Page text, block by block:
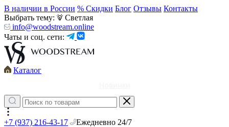
В наличии в России % Скидки Блог Отзывы Контакты
Выбрать тему:
Светлая
info@woodstream.online
Чаты и соц. сети:
Каталог
+7 (937) 216-43-17
Ежедневно 24/7